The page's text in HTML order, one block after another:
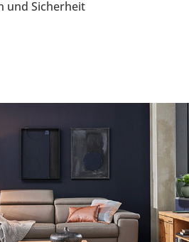
und Sicherheit